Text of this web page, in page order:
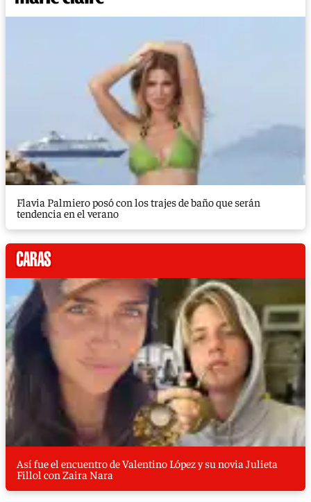
Flavia Palmiero posó con los trajes de baño que serán
tendencia en el verano
Así fue el encuentro de Valentino López y su novia Julieta
Fillol con Zaira Nara